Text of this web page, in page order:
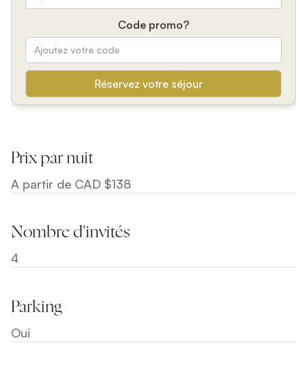
Code promo?
Prix par nuit
A partir de CAD $138
Nombre d'invités
4
Parking
Oui